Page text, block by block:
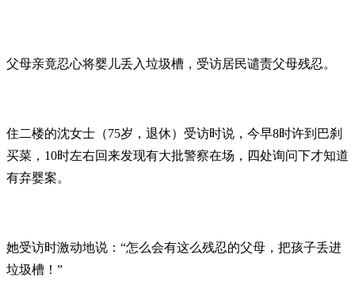
父母亲竟忍心将婴儿丢入垃圾槽，受访居民谴责父母残忍。
住二楼的沈女士（75岁，退休）受访时说，今早8时许到巴刹
买菜，10时左右回来发现有大批警察在场，四处询问下才知道
有弃婴案。
她受访时激动地说：“怎么会有这么残忍的父母，把孩子丢进
垃圾槽！”